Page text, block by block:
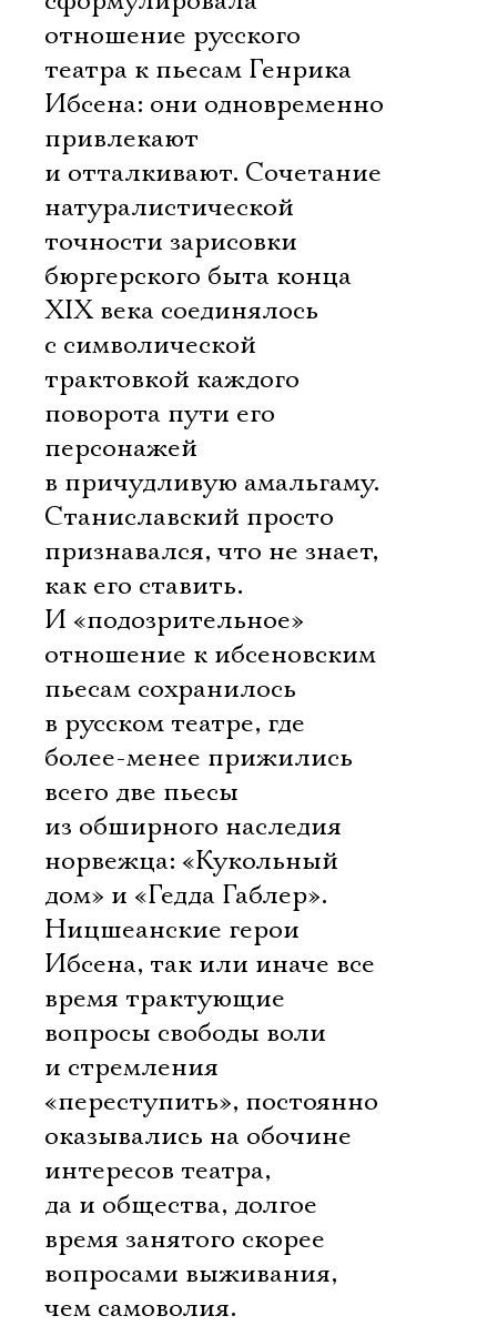
отношение русского
театра к пьесам Генрика
Ибсена: они одновременно
привлекают
и отталкивают. Сочетание
натуралистической
точности зарисовки
бюргерского быта конца
XIX века соединялось
с символической
трактовкой каждого
поворота пути его
персонажей
в причудливую амальгаму.
Станиславский просто
признавался, что не знает,
как его ставить.
И «подозрительное»
отношение к ибсеновским
пьесам сохранилось
в русском театре, где
более-менее прижились
всего две пьесы
из обширного наследия
норвежца: «Кукольный
дом» и «Гедда Габлер».
Ницшеанские герои
Ибсена, так или иначе все
время трактующие
вопросы свободы воли
и стремления
«переступить», постоянно
оказывались на обочине
интересов театра,
да и общества, долгое
время занятого скорее
вопросами выживания,
чем самоволия.